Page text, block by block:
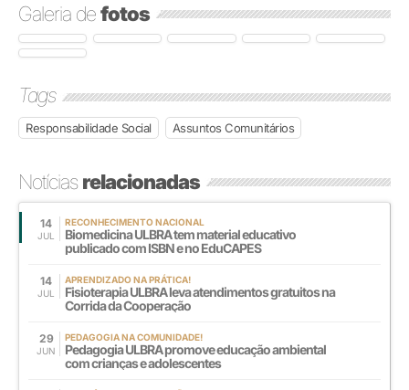
Galeria defotos
Tags
Responsabilidade Social Assuntos Comunitários
Notíciasrelacionadas
14
JUL
RECONHECIMENTO NACIONAL
Biomedicina ULBRA tem material educativo
publicado com ISBN e no EduCAPES
14
JUL
APRENDIZADO NA PRÁTICA!
Fisioterapia ULBRA leva atendimentos gratuitos na
Corrida da Cooperação
29
JUN
PEDAGOGIA NA COMUNIDADE!
Pedagogia ULBRA promove educação ambiental
com crianças e adolescentes